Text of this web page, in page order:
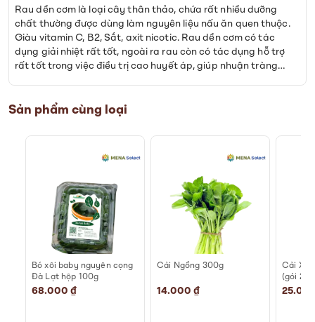
Rau dền cơm là loại cây thân thảo, chứa rất nhiều dưỡng
chất thường được dùng làm nguyên liệu nấu ăn quen thuộc.
Giàu vitamin C, B2, Sắt, axit nicotic. Rau dền cơm có tác
dụng giải nhiệt rất tốt, ngoài ra rau còn có tác dụng hỗ trợ
rất tốt trong việc điều trị cao huyết áp, giúp nhuận tràng…
Sản phẩm cùng loại
Bó xôi baby nguyên cọng
Đà Lạt hộp 100g
68.000 ₫
Cải Ngồng 300g
14.000 ₫
Cải
(gói